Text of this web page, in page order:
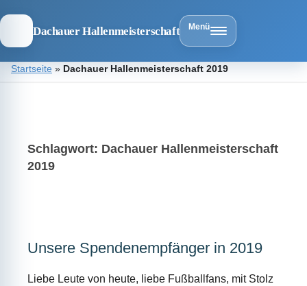
Dachauer Hallenmeisterschaft Menü
ZumStartseite » Dachauer Hallenmeisterschaft 2019
Schlagwort: Dachauer Hallenmeisterschaft
2019
Unsere Spendenempfänger in 2019
Liebe Leute von heute, liebe Fußballfans, mit Stolz